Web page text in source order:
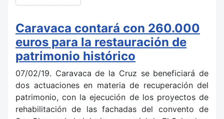
Caravaca contará con 260.000
euros para la restauración de
patrimonio histórico
07/02/19. Caravaca de la Cruz se beneficiará de
dos actuaciones en materia de recuperación del
patrimonio, con la ejecución de los proyectos de
rehabilitación de las fachadas del convento de